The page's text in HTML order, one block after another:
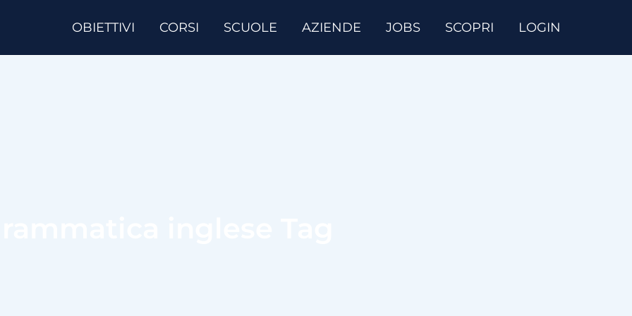
OBIETTIVI CORSI SCUOLE AZIENDE JOBS SCOPRI LOGIN